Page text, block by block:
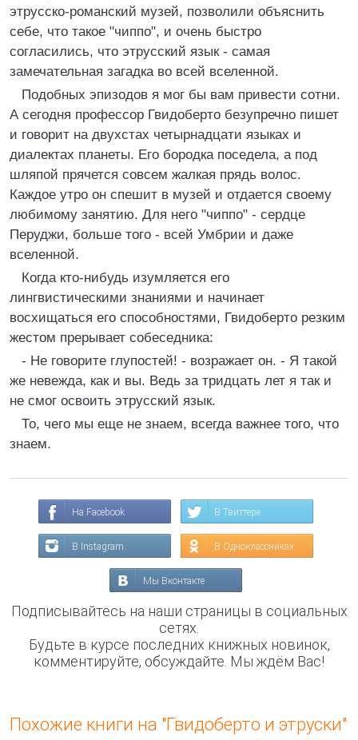
этрусско-романский музей, позволили объяснить
себе, что такое "чиппо", и очень быстро
согласились, что этрусский язык - самая
замечательная загадка во всей вселенной.
Подобных эпизодов я мог бы вам привести сотни.
А сегодня профессор Гвидоберто безупречно пишет
и говорит на двухстах четырнадцати языках и
диалектах планеты. Его бородка поседела, а под
шляпой прячется совсем жалкая прядь волос.
Каждое утро он спешит в музей и отдается своему
любимому занятию. Для него "чиппо" - сердце
Перуджи, больше того - всей Умбрии и даже
вселенной.
Когда кто-нибудь изумляется его
лингвистическими знаниями и начинает
восхищаться его способностями, Гвидоберто резким
жестом прерывает собеседника:
- Не говорите глупостей! - возражает он. - Я такой
же невежда, как и вы. Ведь за тридцать лет я так и
не смог освоить этрусский язык.
То, чего мы еще не знаем, всегда важнее того, что
знаем.
На Facebook В Твиттере
В Instagram В Одноклассниках
Мы Вконтакте
Подписывайтесь на наши страницы в социальных
сетях.
Будьте в курсе последних книжных новинок,
комментируйте, обсуждайте. Мы ждём Вас!
Похожие книги на "Гвидоберто и этруски"